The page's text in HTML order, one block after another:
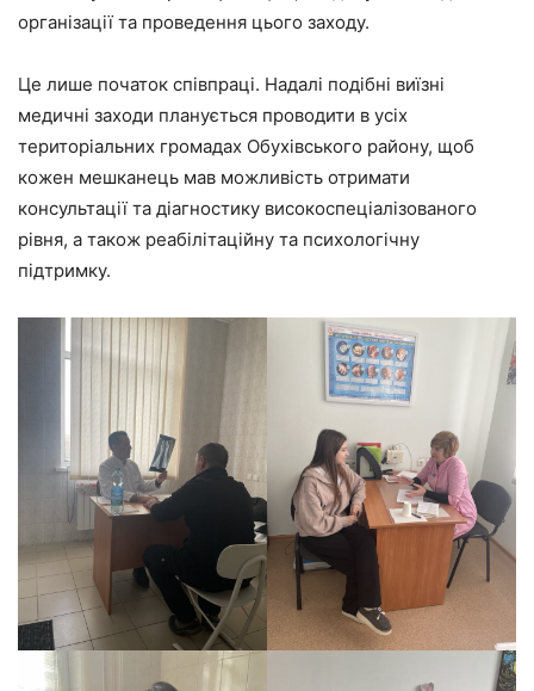
організації та проведення цього заходу.
Це лише початок співпраці. Надалі подібні виїзні
медичні заходи планується проводити в усіх
територіальних громадах Обухівського району, щоб
кожен мешканець мав можливість отримати
консультації та діагностику високоспеціалізованого
рівня, а також реабілітаційну та психологічну
підтримку.